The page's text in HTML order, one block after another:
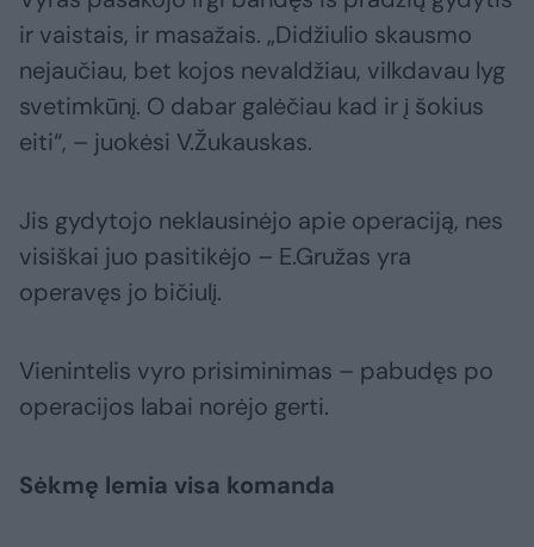
ir vaistais, ir masažais. „Didžiulio skausmo
nejaučiau, bet kojos nevaldžiau, vilkdavau lyg
svetimkūnį. O dabar galėčiau kad ir į šokius
eiti“, – juokėsi V.Žukauskas.
Jis gydytojo neklausinėjo apie operaciją, nes
visiškai juo pasitikėjo – E.Gružas yra
operavęs jo bičiulį.
Vienintelis vyro prisiminimas – pabudęs po
operacijos labai norėjo gerti.
Sėkmę lemia visa komanda